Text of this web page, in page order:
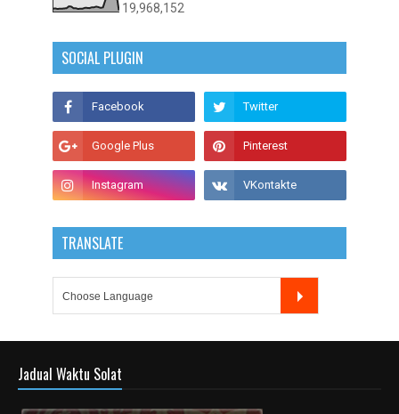
19,968,152
SOCIAL PLUGIN
TRANSLATE
Jadual Waktu Solat